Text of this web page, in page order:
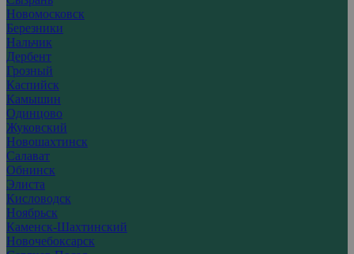
Новомосковск
Березники
Нальчик
Дербент
Грозный
Каспийск
Камышин
Одинцово
Жуковский
Новошахтинск
Салават
Обнинск
Элиста
Кисловодск
Ноябрьск
Каменск-Шахтинский
Новочебоксарск